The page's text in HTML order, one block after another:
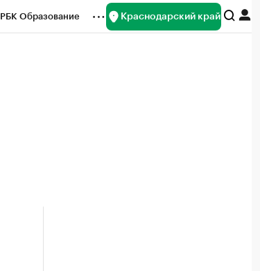
РБК Образование Краснодарский край